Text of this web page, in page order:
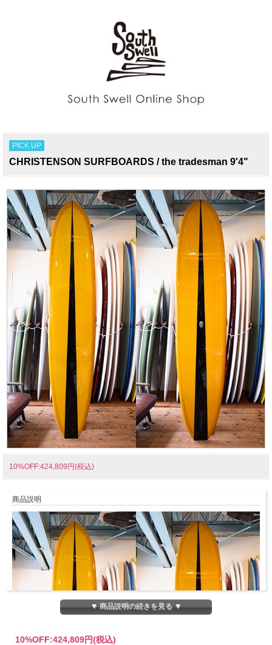
PICK UP
CHRISTENSON SURFBOARDS / the tradesman 9'4"
10%OFF:424,809円(税込)
商品説明
▼ 商品説明の続きを見る ▼
10%OFF:424,809円(税込)